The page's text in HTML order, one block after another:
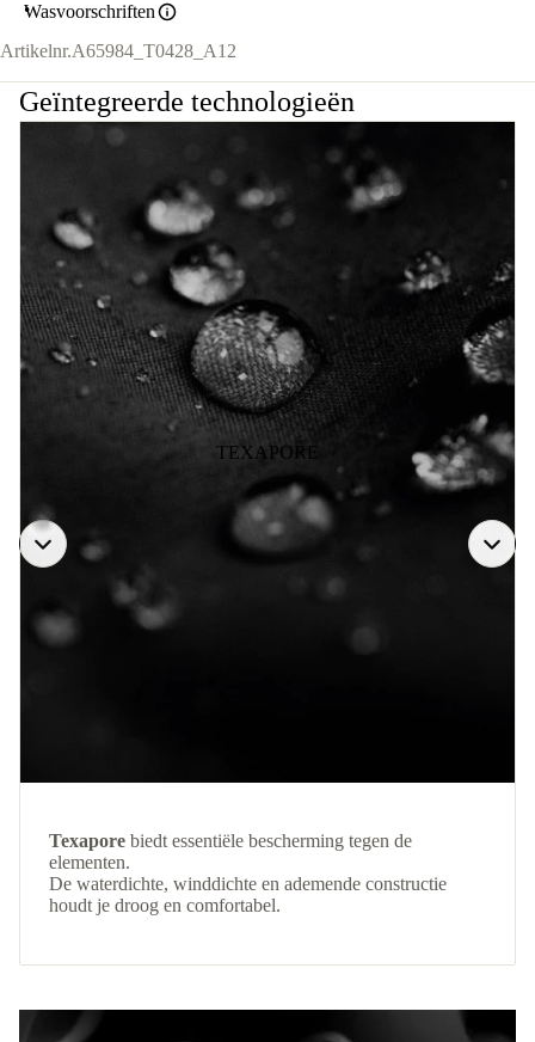
Wasvoorschriften
Artikelnr.A65984_T0428_A12
Geïntegreerde technologieën
TEXAPORE
Texapore biedt essentiële bescherming tegen de
elementen.
De waterdichte, winddichte en ademende constructie
houdt je droog en comfortabel.